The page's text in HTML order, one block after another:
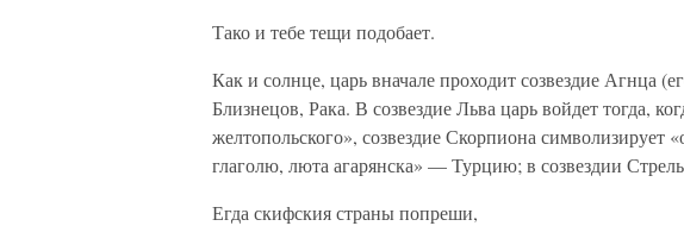
Тако и тебе тещи подобает.
Как и солнце, царь вначале проходит созвездие Агнца
Близнецов, Рака. В созвездие Льва царь войдет тогда,
желтопольского», созвездие Скорпиона символизирует
глаголю, люта агарянска» — Турцию; в созвездии
Егда скифския страны попреши,